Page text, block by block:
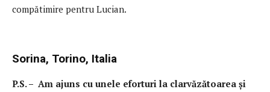
compătimire pentru Lucian.
Sorina, Torino, Italia
P.S.– Am ajuns cu unele eforturi la clarvăzătoarea și